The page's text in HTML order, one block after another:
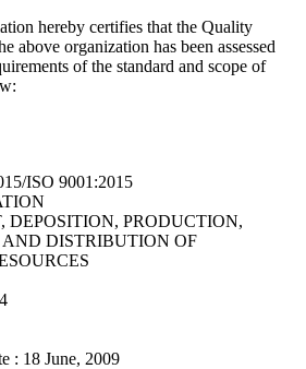
hereby certifies that the Quality
above organization has been assessed
of the standard and scope of
ISO 9001:2015
DEPOSITION, PRODUCTION,
AND DISTRIBUTION OF
: 18 June, 2009